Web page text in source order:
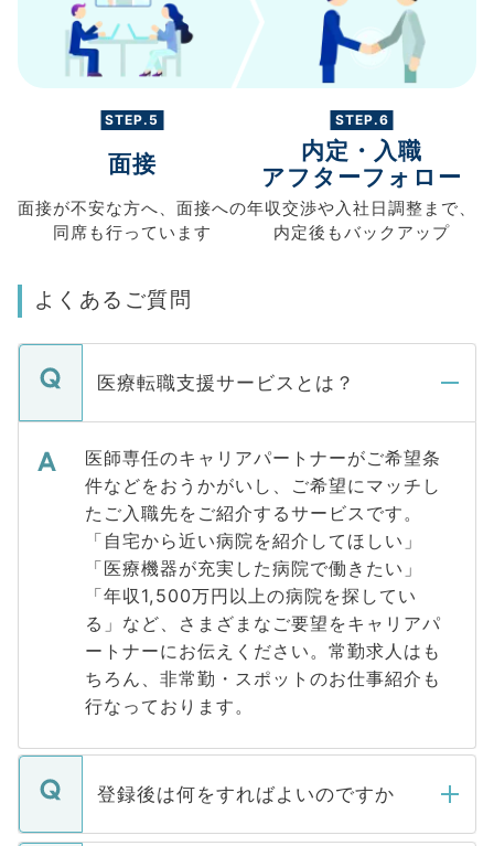
STEP.5
面接
面接が不安な方へ、 面接への
同席も行っています
STEP.6
内定・入職
アフターフォロー
年収交渉や入社日調整まで、
内定後もバックアップ
よくあるご質問
医療転職支援サービスとは？
医師専任のキャリアパートナーがご希望条
件などをおうかがいし、ご希望にマッチし
たご入職先をご紹介するサービスです。
「自宅から近い病院を紹介してほしい」
「医療機器が充実した病院で働きたい」
「年収1,500万円以上の病院を探してい
る」など、さまざまなご要望をキャリアパ
ートナーにお伝えください。常勤求人はも
ちろん、非常勤・スポットのお仕事紹介も
行なっております。
登録後は何をすればよいのですか